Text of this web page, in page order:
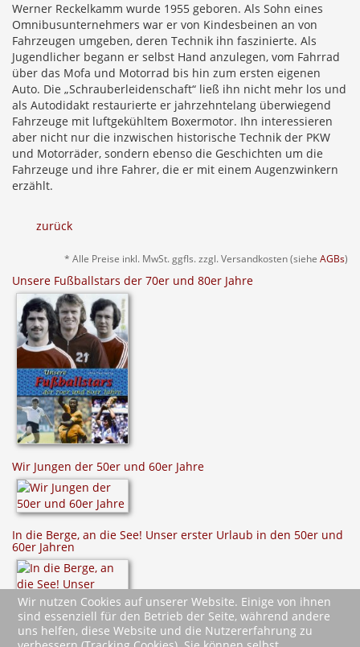
Werner Reckelkamm wurde 1955 geboren. Als Sohn eines
Omnibusunternehmers war er von Kindesbeinen an von
Fahrzeugen umgeben, deren Technik ihn faszinierte. Als
Jugendlicher begann er selbst Hand anzulegen, vom Fahrrad
über das Mofa und Motorrad bis hin zum ersten eigenen
Auto. Die „Schrauberleidenschaft“ ließ ihn nicht mehr los und
als Autodidakt restaurierte er jahrzehntelang überwiegend
Fahrzeuge mit luftgekühltem Boxermotor. Ihn interessieren
aber nicht nur die inzwischen historische Technik der PKW
und Motorräder, sondern ebenso die Geschichten um die
Fahrzeuge und ihre Fahrer, die er mit einem Augenzwinkern
erzählt.
zurück
* Alle Preise inkl. MwSt. ggfls. zzgl. Versandkosten (siehe AGBs)
Unsere Fußballstars der 70er und 80er Jahre
Wir Jungen der 50er und 60er Jahre
In die Berge, an die See! Unser erster Urlaub in den 50er und
60er Jahren
Wir nutzen Cookies auf unserer Website. Einige von ihnen
sind essenziell für den Betrieb der Seite, während andere
uns helfen, diese Website und die Nutzererfahrung zu